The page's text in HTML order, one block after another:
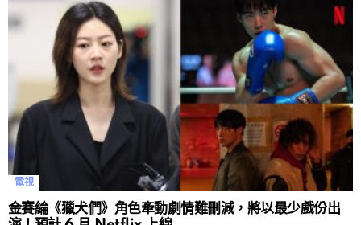
電視
金賽綸《獵犬們》角色牽動劇情難刪減，將以最少戲份出